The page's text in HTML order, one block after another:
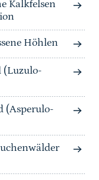
Kalkfelsen
Höhlen
(Luzulo-
(Asperulo-